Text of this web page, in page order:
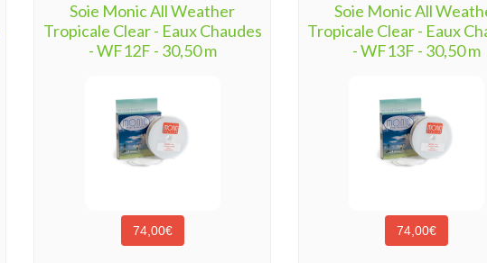
Soie Monic All Weather
Tropicale Clear - Eaux Chaudes
- WF12F - 30,50 m
74,00€
Soie Monic All
Tropicale Clear - Eaux
- WF13F - 30,50 m
74,00€